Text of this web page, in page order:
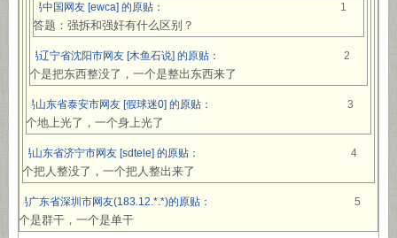
网易中国网友 [ewca] 的原贴： 1
问答题：强拆和强奸有什么区别？
网易辽宁省沈阳市网友 [木鱼石说] 的原贴： 2
一个是把东西整没了，一个是整出东西来了
网易山东省泰安市网友 [假球迷0] 的原贴： 3
一个地上光了，一个身上光了
网易山东省济宁市网友 [sdtele] 的原贴： 4
一个把人整没了，一个把人整出来了
网易广东省深圳市网友(183.12.*.*)的原贴： 5
一个是群干，一个是单干